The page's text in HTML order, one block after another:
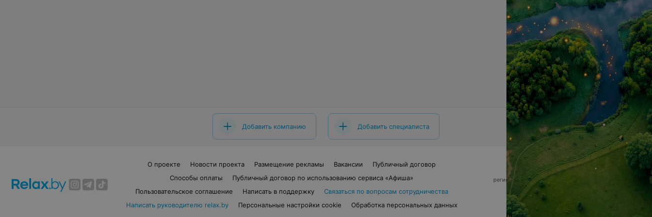
Добавить компанию Добавить специалиста
О проекте Новости проекта Размещение рекламы Вакансии
Публичный договор
Способы оплаты
Публичный договор по использованию сервиса «Афиша»
Пользовательское соглашение
Написать в поддержку
Связаться по вопросам сотрудничества
Написать руководителю relax.by
Персональные настройки cookie Обработка персональных данных
© 2026 ООО «Артокс Лаб», УНП 191700409,
регистрирующий орган - Минский горисполком
220012, Республика Беларусь, г. Минск,
улица Толбухина, 2, пом. 16 | info@relax.by